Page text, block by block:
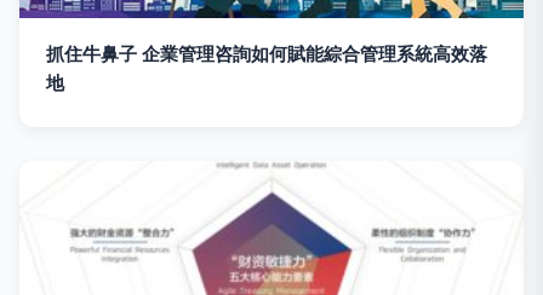
抓住牛鼻子 企業管理咨詢如何賦能綜合管理系統高效落
地